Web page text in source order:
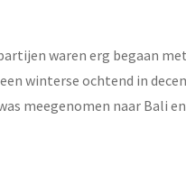
waren erg begaan
winterse ochtend in
meegenomen naar Bali